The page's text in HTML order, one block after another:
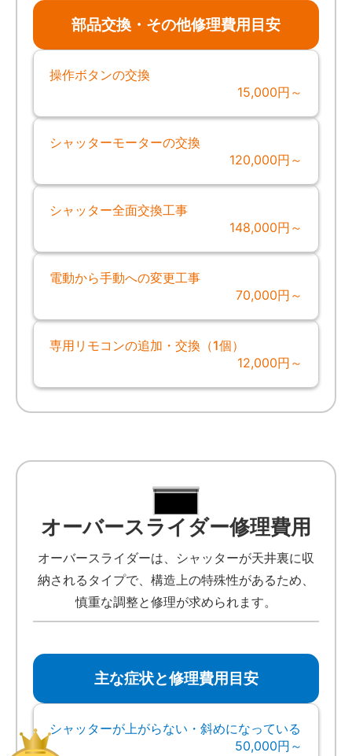
部品交換・その他修理費用目安
操作ボタンの交換
15,000円～
シャッターモーターの交換
120,000円～
シャッター全面交換工事
148,000円～
電動から手動への変更工事
70,000円～
専用リモコンの追加・交換（1個）
12,000円～
オーバースライダー修理費用
オーバースライダーは、シャッターが天井裏に収
納されるタイプで、構造上の特殊性があるため、
慎重な調整と修理が求められます。
主な症状と修理費用目安
シャッターが上がらない・斜めになっている
50,000円～